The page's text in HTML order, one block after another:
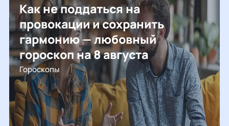
Как не поддаться на
провокации и сохранить
гармонию — любовный
гороскоп на 8 августа
Гороскопы